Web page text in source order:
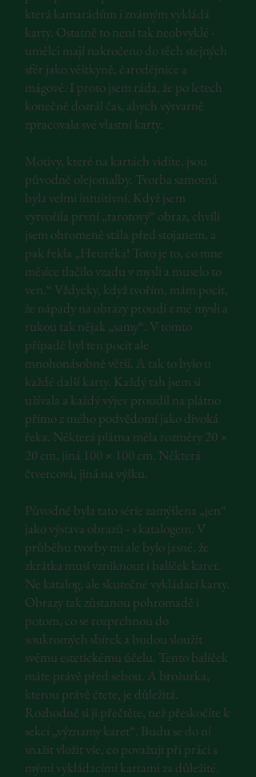
která kamarádům i známým vykládá
karty. Ostatně to není tak neobvyklé -
umělci mají nakročeno do těch stejných
sfér jako věštkyně, čarodějnice a
mágové. I proto jsem ráda, že po letech
konečně dozrál čas, abych výtvarně
zpracovala své vlastní karty.
Motivy, které na kartách vidíte, jsou
původně olejomalby. Tvorba samotná
byla velmi intuitivní. Když jsem
vytvořila první „tarotový“ obraz, chvíli
jsem ohromeně stála před stojanem, a
pak řekla „Heuréka! Toto je to, co mne
měsíce tlačilo vzadu v mysli a muselo to
ven.“ Vždycky, když tvořím, mám pocit,
že nápady na obrazy proudí z mé mysli a
rukou tak nějak „samy“. V tomto
případě byl ten pocit ale
mnohonásobně větší. A tak to bylo u
každé další karty. Každý tah jsem si
užívala a každý výjev proudil na plátno
přímo z mého podvědomí jako divoká
řeka. Některá plátna měla rozměry 20 ×
20 cm, jiná 100 × 100 cm. Některá
čtvercová, jiná na výšku.
Původně byla tato série zamýšlena „jen“
jako výstava obrazů - s katalogem. V
průběhu tvorby mi ale bylo jasné, že
zkrátka musí vzniknout i balíček karet.
Ne katalog, ale skutečné vykládací karty.
Obrazy tak zůstanou pohromadě i
potom, co se rozprchnou do
soukromých sbírek a budou sloužit
svému estetickému účelu. Tento balíček
máte právě před sebou. A brožurka,
kterou právě čtete, je důležitá.
Rozhodně si ji přečtěte, než přeskočíte k
sekci „významy karet“. Budu se do ní
snažit vložit vše, co považuji při práci s
mými vykládacími kartami za důležité.